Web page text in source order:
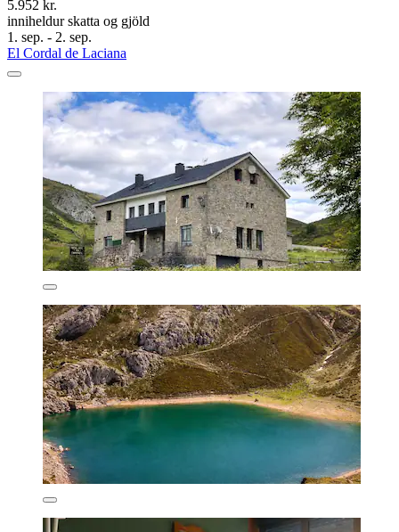
5.952 kr.
inniheldur skatta og gjöld
1. sep. - 2. sep.
El Cordal de Laciana